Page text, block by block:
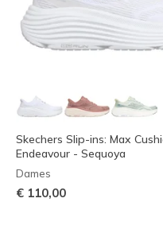
Skechers Slip-ins: Max
Endeavour - Sequoya
Dames
€ 110,00